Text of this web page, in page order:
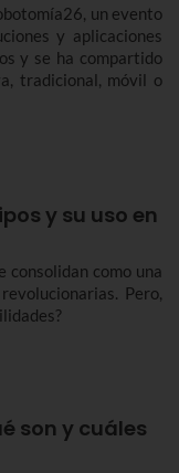
un evento
y aplicaciones
y se ha compartido
tradicional, móvil o
y su uso en
consolidan como una
Pero,
son y cuáles